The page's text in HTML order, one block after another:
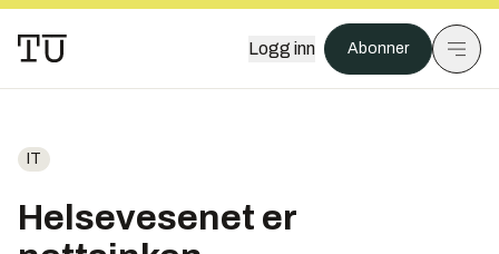
Logg inn Abonner
IT
Helsevesenet er